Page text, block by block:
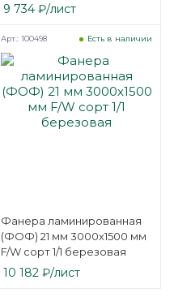
9 734₽/лист
Фанера ламинированная
(ФОФ) 21 мм 3000х1500 мм
F/W сорт 1/1 березовая
Есть в наличии
Арт.: 100498
10 182₽/лист